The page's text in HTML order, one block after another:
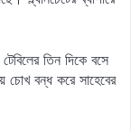
তিন দিকে বসে
চোখ বন্ধ করে সাহেবের